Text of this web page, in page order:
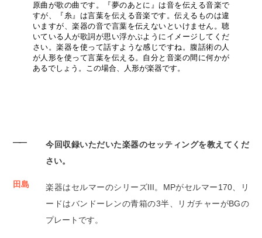
原曲が歌の曲です。『夢のあとに』は音を伝える音楽で
すが、『糸』は言葉を伝える音楽です。伝えるものは違
いますが、楽器の音で言葉を伝えないといけません。聴
いている人が歌詞が思い浮かぶようにイメージしてくだ
さい。楽器を使って話すような感じですね。腹話術の人
が人形を使って言葉を伝える。自分と音楽の間に何かが
あるでしょう。この場合、人形が楽器です。
――
今回収録いただいた楽器のセッティングを教えてくだ
さい。
田島
楽器はセルマーのシリーズIII。MPがセルマー170、リ
ードはバンドーレンの青箱の3半、リガチャーがBGの
プレートです。